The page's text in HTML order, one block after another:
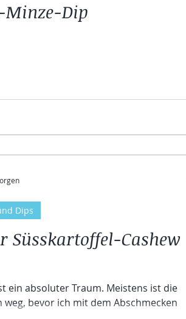
Minze-Dip
Süsskartoffel-Cashew
ein absoluter Traum. Meistens ist die
weg, bevor ich mit dem Abschmecken
Dips